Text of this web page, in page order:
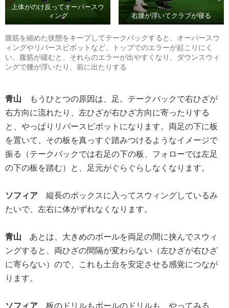
上体がのけ反ってオーバースウ
ィング
右腰が浮いてクラブが寝る
腹筋を縮めた状態をキープしてテークバックすると、オーバースウ
ィングやリバースピボットなど、トップでのエラーが起こりにく
い。腹筋が緩むと、それらのエラーが出やすくなり、ダウンスウィ
ングで腰が浮いたり、前に出たりする
青山
もうひとつの原因は、足。テークバックで右ひざが
右方向に流れたり、左ひざが右ひざ方向に寄ったりする
と、やっぱりリバースピボットになります。両足の下に板
を置いて、その板を真っすぐ踏みつけるようなイメージで
振る（テークバックでは右足の下の板、フォローでは左足
の下の板を踏む）と、足元がぐらぐらしなくなります。
ソフィア 縦長のボックスに入ってスウィングしているみ
たいで、左右に体がずれなくなります。
青山 あとは、大きめのボールを両足の間に挟んでスウィ
ングすると、両ひざの間隔が変わらない（左ひざが右ひざ
に寄らない）ので、これも土台を安定させる感覚につなが
ります。
ソフィア 板のドリルもボールのドリルも、やってみる